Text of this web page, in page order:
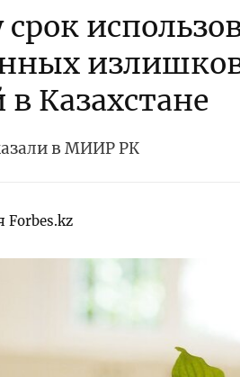
в Казахстане
в МИИР РК
Forbes.kz